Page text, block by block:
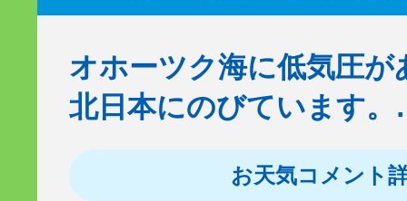
オホーツク海に低気圧が
北日本にのびています
お天気コメント